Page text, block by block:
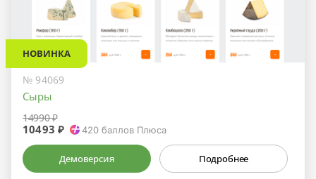
НОВИНКА
№ 94069
Сыры
14990 ₽
10493 ₽ 420 баллов Плюса
Демоверсия Подробнее